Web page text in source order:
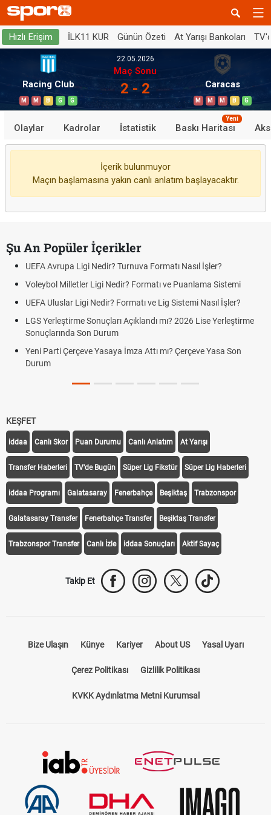
Hızlı Erişim İLK11 KUR Günün Özeti At Yarışı Bankoları
Racing Club
M M B G G
22.05.2026
Maç Sonu
2 - 2 Caracas
M M M B G
Olaylar Kadrolar İstatistik Baskı Haritası
Yeni
İçerik bulunmuyor
Maçın başlamasına yakın canlı anlatım başlayacaktır.
Şu An Popüler İçerikler
UEFA Avrupa Ligi Nedir? Turnuva Formatı Nasıl İşler?
Voleybol Milletler Ligi Nedir? Formatı ve Puanlama Sistemi
UEFA Uluslar Ligi Nedir? Formatı ve Lig Sistemi Nasıl İşler?
LGS Yerleştirme Sonuçları Açıklandı mı? 2026 Lise Yerleştirme
Sonuçlarında Son Durum
Yeni Parti Çerçeve Yasaya İmza Attı mı? Çerçeve Yasa Son
Durum
KEŞFET
iddaa Canlı Skor Puan Durumu Canlı Anlatım At Yarışı
Transfer Haberleri TV'de Bugün Süper Lig Fikstür Süper Lig Haberleri
iddaa Programı Galatasaray Fenerbahçe Beşiktaş Trabzonspor
Galatasaray Transfer Fenerbahçe Transfer Beşiktaş Transfer
Trabzonspor Transfer Canlı İzle iddaa Sonuçları Aktif Sayaç
Takip Et
Bize Ulaşın Künye Kariyer About US Yasal Uyarı
Çerez Politikası Gizlilik Politikası
KVKK Aydınlatma Metni Kurumsal